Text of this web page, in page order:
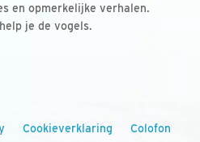
en opmerkelijke verhalen.
je de vogels.
Cookieverklaring Colofon